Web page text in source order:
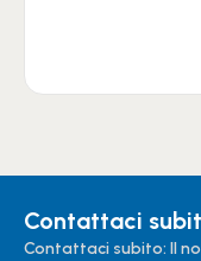
Contattaci
Contattaci subito: Il